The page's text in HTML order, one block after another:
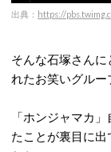
出典： https://
そんな石塚さん
れたお笑いグルー
「ホンジャマカ
たことが裏目に